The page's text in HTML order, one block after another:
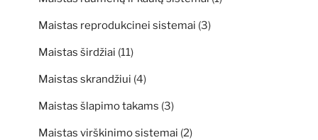
Maistas reprodukcinei sistemai (3)
Maistas širdžiai (11)
Maistas skrandžiui (4)
Maistas šlapimo takams (3)
Maistas virškinimo sistemai (2)